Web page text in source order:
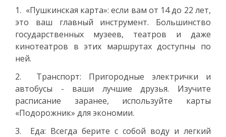
1. «Пушкинская карта»: если вам от 14 до 22 лет,
это ваш главный инструмент. Большинство
государственных музеев, театров и даже
кинотеатров в этих маршрутах доступны по
ней.
2. Транспорт: Пригородные электрички и
автобусы - ваши лучшие друзья. Изучите
расписание заранее, используйте карты
«Подорожник» для экономии.
3. Еда: Всегда берите с собой воду и легкий